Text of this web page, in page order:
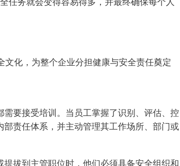
化，为整个企业分担健康与安全责任奠定
要接受培训。当员工掌握了识别、评估、控
责任体系，并主动管理其工作场所、部门或
提拔到主管职位时，他们必须具备安全组织和